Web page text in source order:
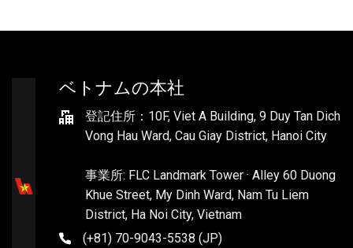
ベトナムの本社
登記住所：10F, Viet A Building, 9 Duy Tan Dich
Vong Hau Ward, Cau Giay District, Hanoi City
事業所: FLC Landmark Tower · Alley 60 Duong
Khue Street, My Dinh Ward, Nam Tu Liem
District, Ha Noi City, Vietnam
(+81) 70-9043-5538 (JP)